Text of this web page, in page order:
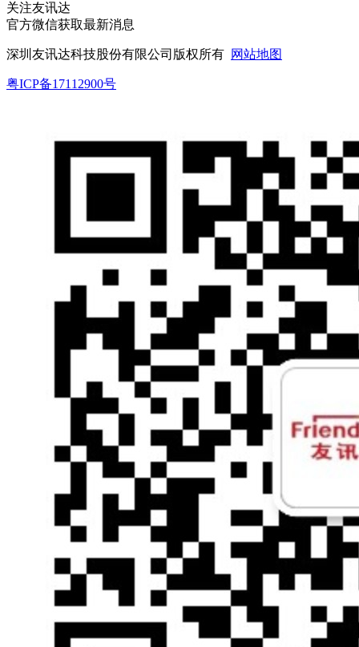
关注友讯达
官方微信获取最新消息
深圳友讯达科技股份有限公司版权所有 网站地图
粤ICP备17112900号